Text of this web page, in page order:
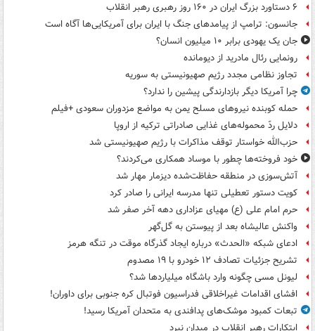
۶ دستاورد بزرگ ایران در ۱۶۰ روز رهبری رهبر انقلاب
جانسون: ترامپ از پیامدهای جنگ با ایران برای آمریکایی‌ها آگاه است
جان یک یهودی برابر ۱۰ میلیون انسان؟
رونمایی رئال مادرید از دیومانده
تجاوز نظامی مجدد رژیم صهیونیستی به سوریه
چرا آمریکا دیگر بازدارندگی پیشین را ندارد؟
حمله کوبنده نیروهای مسلح یمن به مواضع مزدوران سعودی +فیلم
دلایل ردّ محموله‌های غذایی صادراتی ترکیه از اروپا
حزب‌الله خواستار توقف مذاکرات با رژیم صهیونیستی شد
خود فروخته‌ها چطور با موساد همکاری می‌کردند؟
آتش‌سوزی در منطقه حفاظت‌شده دیزمار مهار شد
کویت دستور تعطیلی تنها مدرسه ایرانی را صادر کرد
حرم امام علی (ع) مهیای عزاداری دهه آخر صفر شد
واکنش عالیشاه بعد از پیوستن به گل‌گهر
ادعای شبکه «الحدث» درباره ایجاد گذرگاه موقت در تنگه هرمز
تشریح جزئیات تصادف ۱۲ خودرو با ۱۹ مصدوم
لیونل مسی چگونه وارد باشگاه میلیاردها شد؟
افشای اقدامات غیراخلاقی فدراسیون فوتبال کره جنوبی برای داوران!
تبعات کمبود موشک‌های پدافندی به متحدان آمریکا رسید!
ابتکارات رهبر انقلاب در میدان نبرد